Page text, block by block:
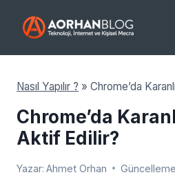
Nasıl Yapılır ? » Chrome’da
Chrome’da
Aktif Edilir?
Yazar: Ahmet Orhan